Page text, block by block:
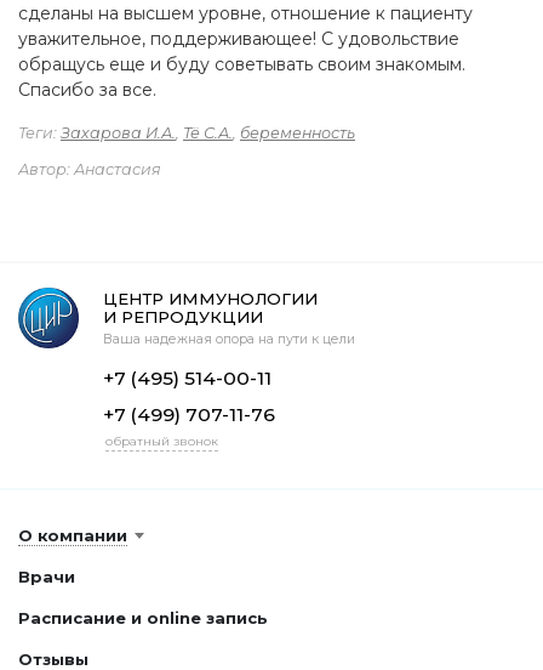
сделаны на высшем уровне, отношение к пациенту
уважительное, поддерживающее! С удовольствие
обращусь еще и буду советывать своим знакомым.
Спасибо за все.
Теги: Захарова И.А., Тё С.А., беременность
Автор: Анастасия
ЦЕНТР ИММУНОЛОГИИ
И РЕПРОДУКЦИИ
Ваша надежная опора на пути к цели
+7 (495) 514-00-11
+7 (499) 707-11-76
обратный звонок
О компании
Врачи
Расписание и online запись
Отзывы